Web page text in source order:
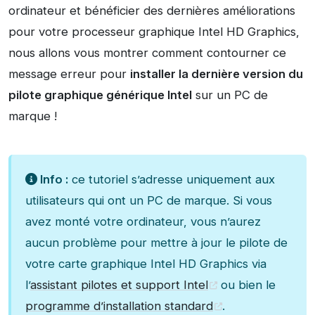
ordinateur et bénéficier des dernières améliorations
pour votre processeur graphique Intel HD Graphics,
nous allons vous montrer comment contourner ce
message erreur pour installer la dernière version du
pilote graphique générique Intel sur un PC de
marque !
Info : ce tutoriel s’adresse uniquement aux
utilisateurs qui ont un PC de marque. Si vous
avez monté votre ordinateur, vous n’aurez
aucun problème pour mettre à jour le pilote de
votre carte graphique Intel HD Graphics via
l’assistant pilotes et support Intel
ou bien le
programme d’installation standard
.